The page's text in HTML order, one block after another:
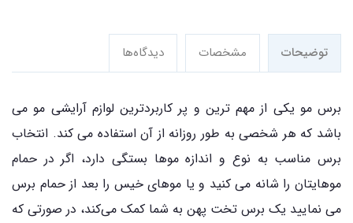
توضیحات مشخصات دیدگاه‌ها
برس مو یکی از مهم ترین و پر کاربردترین لوازم آرایشی مو می
باشد که هر شخصی به طور روزانه از آن استفاده می کند. انتخاب
برس مناسب به نوع و اندازه موها بستگی دارد، اگر در حمام
موهایتان را شانه می کنید و یا موهای خیس را بعد از حمام برس
می نمایید یک برس تخت پهن به شما کمک می‌کند، در صورتی که